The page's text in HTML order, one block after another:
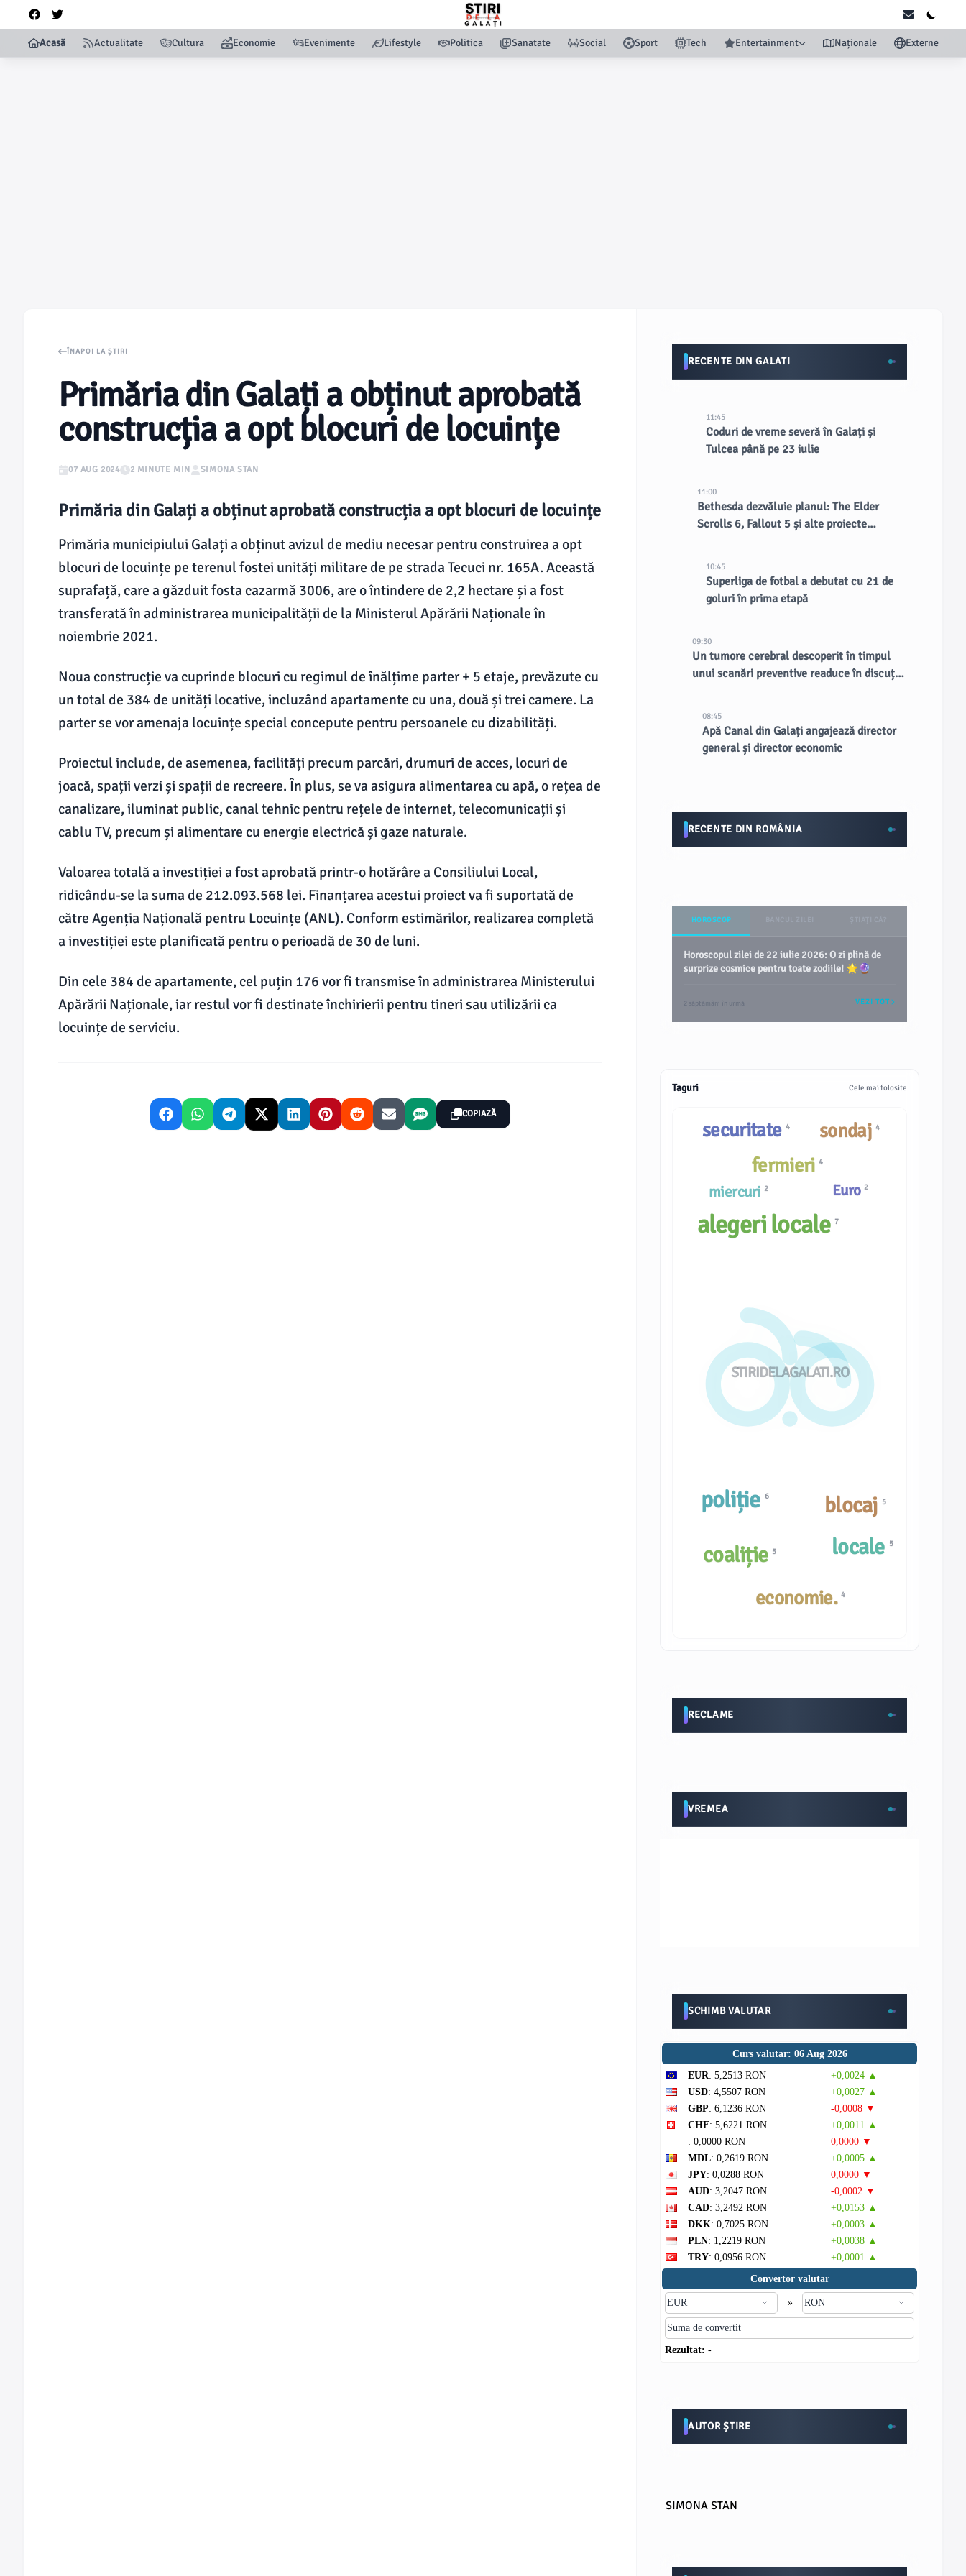
Acasă Actualitate Cultura Economie Evenimente Lifestyle Politica Sanatate Social Sport Tech Entertainment Naționale Externe
ÎNAPOI LA ȘTIRI
Primăria din Galați a obținut aprobată
construcția a opt blocuri de locuințe
07 AUG 2024 2 MINUTE MIN SIMONA STAN
Primăria din Galați a obținut aprobată construcția a opt blocuri de locuințe
Primăria municipiului Galați a obținut avizul de mediu necesar pentru construirea a opt
blocuri de locuințe pe terenul fostei unități militare de pe strada Tecuci nr. 165A. Această
suprafață, care a găzduit fosta cazarmă 3006, are o întindere de 2,2 hectare și a fost
transferată în administrarea municipalității de la Ministerul Apărării Naționale în
noiembrie 2021.
Noua construcție va cuprinde blocuri cu regimul de înălțime parter + 5 etaje, prevăzute cu
un total de 384 de unități locative, incluzând apartamente cu una, două și trei camere. La
parter se vor amenaja locuințe special concepute pentru persoanele cu dizabilități.
Proiectul include, de asemenea, facilități precum parcări, drumuri de acces, locuri de
joacă, spații verzi și spații de recreere. În plus, se va asigura alimentarea cu apă, o rețea de
canalizare, iluminat public, canal tehnic pentru rețele de internet, telecomunicații și
cablu TV, precum și alimentare cu energie electrică și gaze naturale.
Valoarea totală a investiției a fost aprobată printr-o hotărâre a Consiliului Local,
ridicându-se la suma de 212.093.568 lei. Finanțarea acestui proiect va fi suportată de
către Agenția Națională pentru Locuințe (ANL). Conform estimărilor, realizarea completă
a investiției este planificată pentru o perioadă de 30 de luni.
Din cele 384 de apartamente, cel puțin 176 vor fi transmise în administrarea Ministerului
Apărării Naționale, iar restul vor fi destinate închirierii pentru tineri sau utilizării ca
locuințe de serviciu.
COPIAZĂ
RECENTE DIN GALATI
11:45
Coduri de vreme severă în Galați și
Tulcea până pe 23 iulie
11:00
Bethesda dezvăluie planul: The Elder
Scrolls 6, Fallout 5 și alte proiecte
10:45
Superliga de fotbal a debutat cu 21 de
goluri în prima etapă
09:30
Un tumore cerebral descoperit în timpul
unui scanări preventive readuce în discuție
08:45
Apă Canal din Galați angajează director
general și director economic
RECENTE DIN ROMÂNIA
HOROSCOP
Horoscopul zilei de 22 iulie 2026: O zi plină de
surprize cosmice pentru toate zodiile! 🌟🔮
2 săptămâni în urmă VEZI TOT
Taguri Cele mai folosite
STIRIDELAGALATI.RO
Euro 2
alegeri locale7
blocaj 5
miercuri 2
fermieri 4
poliție 6
locale 5
economie.4
securitate 4
coaliție 5
sondaj4
RECLAME
VREMEA
SCHIMB VALUTAR
Curs valutar: 06 Aug 2026
EUR: 5,2513 RON
+0,0024 ▲
USD: 4,5507 RON
+0,0027 ▲
GBP: 6,1236 RON
-0,0008 ▼
CHF: 5,6221 RON
+0,0011 ▲
: 0,0000 RON
0,0000 ▼
MDL: 0,2619 RON
+0,0005 ▲
JPY: 0,0288 RON
0,0000 ▼
AUD: 3,2047 RON
-0,0002 ▼
CAD: 3,2492 RON
+0,0153 ▲
DKK: 0,7025 RON
+0,0003 ▲
PLN: 1,2219 RON
+0,0038 ▲
TRY: 0,0956 RON
+0,0001 ▲
Convertor valutar
»
Rezultat: -
AUTOR ȘTIRE
SIMONA STAN